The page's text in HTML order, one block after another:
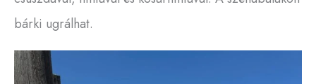
bárki ugrálhat.